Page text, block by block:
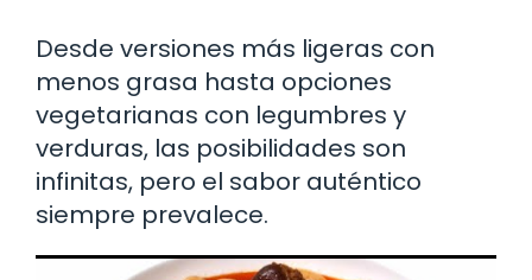
Desde versiones más ligeras con
menos grasa hasta opciones
vegetarianas con legumbres y
verduras, las posibilidades son
infinitas, pero el sabor auténtico
siempre prevalece.